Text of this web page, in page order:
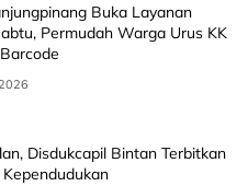
Buka Layanan
Permudah Warga Urus KK
Disdukcapil Bintan Terbitkan